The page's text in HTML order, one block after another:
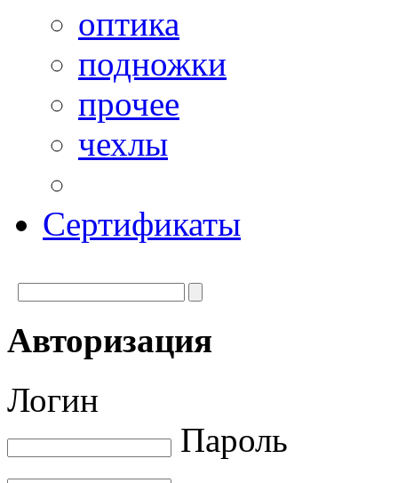
оптика
подножки
прочее
чехлы
Сертификаты
Авторизация
Логин
Пароль